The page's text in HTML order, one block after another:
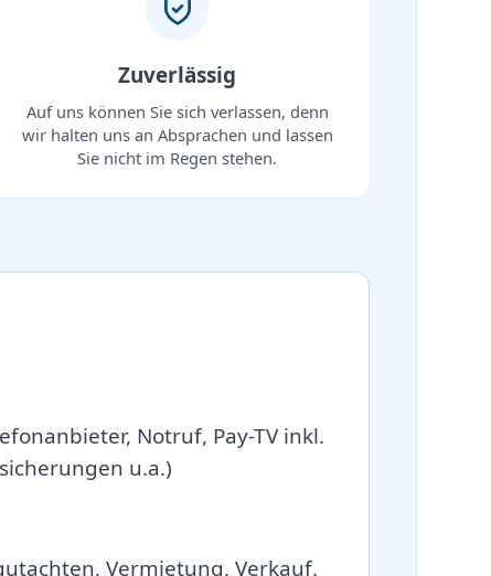
Zuverlässig
Auf uns können Sie sich verlassen, denn
wir halten uns an Absprachen und lassen
Sie nicht im Regen stehen.
Notruf, Pay-TV inkl.
u.a.)
Vermietung, Verkauf.